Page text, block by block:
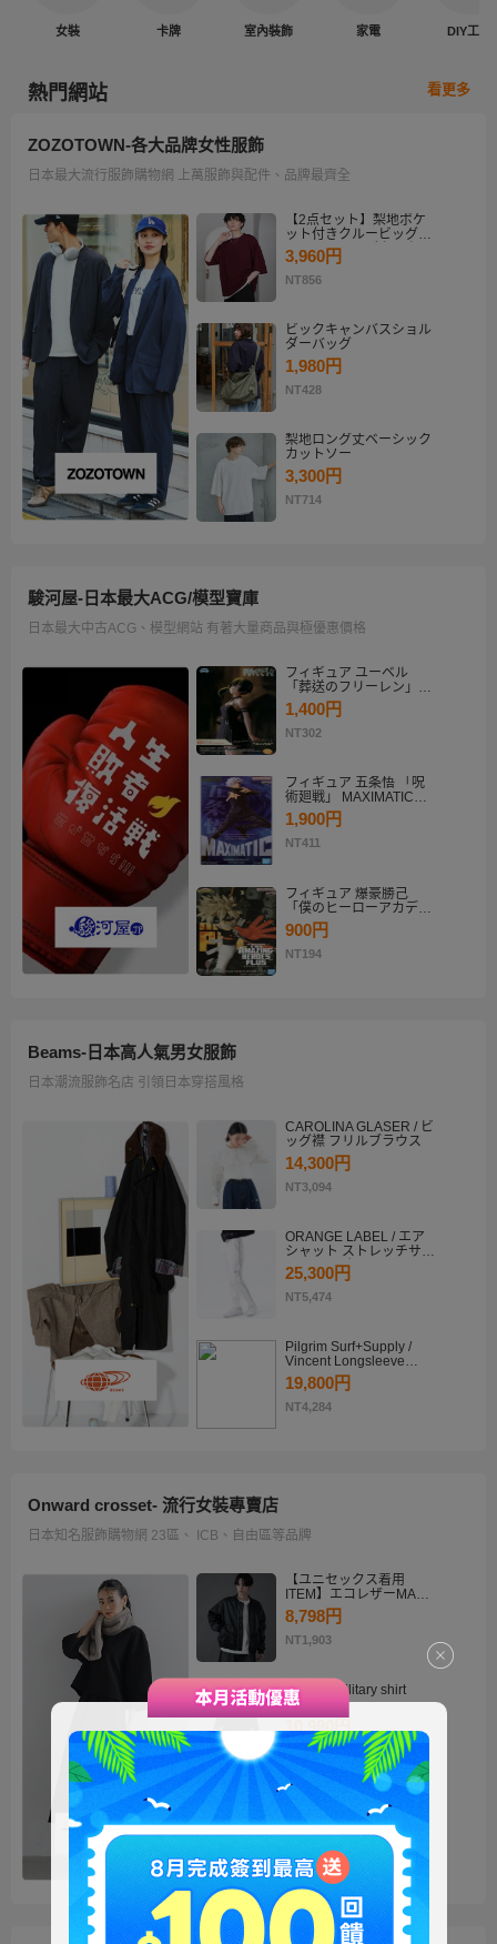
女裝 卡牌 室內裝飾 家電 DIY工具
熱門網站 看更多
ZOZOTOWN-各大品牌女性服飾
日本最大流行服飾購物網 上萬服飾與配件、品牌最齊全
【2点セット】梨地ポケ
ット付きクルービッグT
シャツ＆ロングタンクト
ップアンサンブルセット
3,960円
NT856
ビックキャンバスショル
ダーバッグ
1,980円
NT428
梨地ロング丈ベーシック
カットソー
3,300円
NT714
駿河屋-日本最大ACG/模型寶庫
日本最大中古ACG、模型網站 有著大量商品與極優惠價格
フィギュア ユーベル
「葬送のフリーレン」
Desktop×Decorate
Collection“ユーベル”
1,400円
NT302
フィギュア 五条悟 「呪
術廻戦」 MAXIMATIC
SATORU GOJO
1,900円
NT411
フィギュア 爆豪勝己
「僕のヒーローアカデミ
ア」 THE AMAZING
HEROES-PLUS-
KATSUKI BAKUGO II
900円
NT194
Beams-日本高人氣男女服飾
日本潮流服飾名店 引領日本穿搭風格
CAROLINA GLASER / ビ
ッグ襟 フリルブラウス
14,300円
NT3,094
ORANGE LABEL / エア
シャット ストレッチサイ
ドラインパンツ
25,300円
NT5,474
Pilgrim Surf+Supply /
Vincent Longsleeve
Shirt
19,800円
NT4,284
Onward crosset- 流行女裝專賣店
日本知名服飾購物網 23區、 ICB、自由區等品牌
【ユニセックス着用
ITEM】エコレザーMA－
1
8,798円
NT1,903
・2way military shirt
dress
NT2,378
【洗える】褒めらレディ
テーラード ジャケット
14,900円
NT3,224